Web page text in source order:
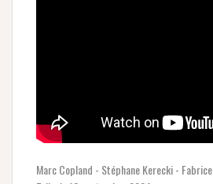
Marc Copland - Stéphane Kerecki -